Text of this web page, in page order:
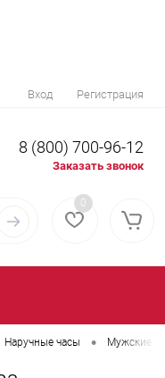
Вход Регистрация
8 (800) 700-96-12
Заказать звонок
0
Наручные часы • Мужские